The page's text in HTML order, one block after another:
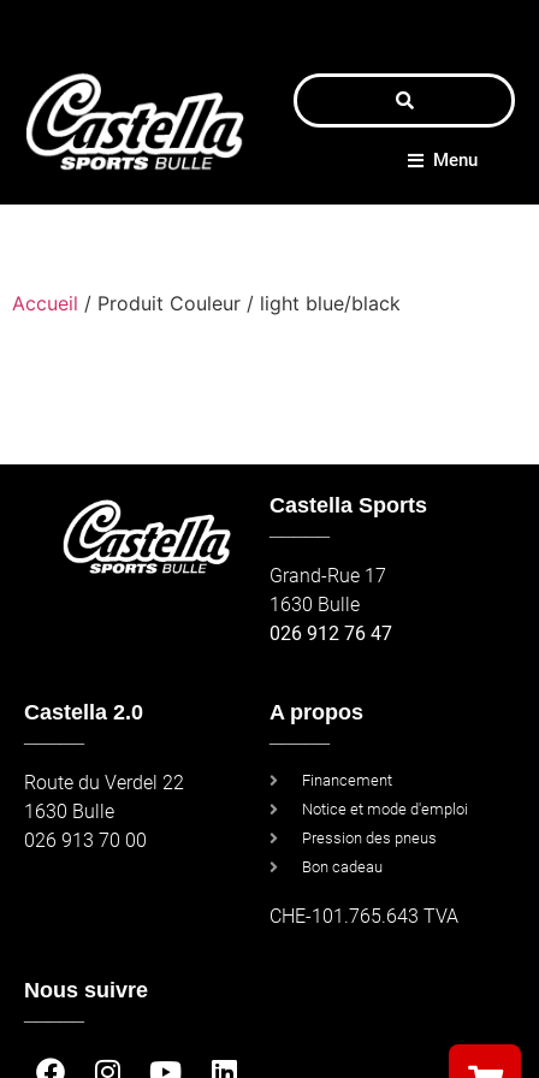
Menu
Accueil / Produit Couleur / light blue/black
Castella Sports
Grand-Rue 17
1630 Bulle
026 912 76 47
Castella 2.0
Route du Verdel 22
1630 Bulle
026 913 70 00
A propos
Financement
Notice et mode d'emploi
Pression des pneus
Bon cadeau
CHE-101.765.643 TVA
Nous suivre